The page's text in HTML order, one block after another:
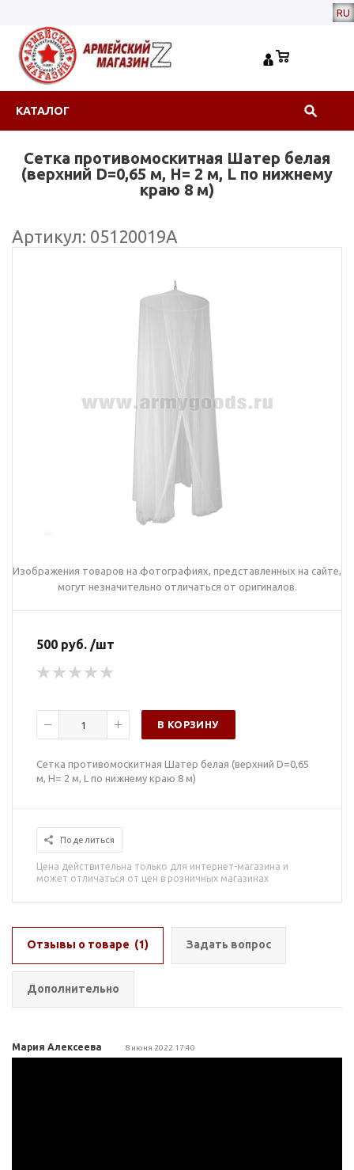
RU
КАТАЛОГ
Сетка противомоскитная Шатер белая
(верхний D=0,65 м, H= 2 м, L по нижнему
краю 8 м)
Артикул: 05120019А
Изображения товаров на фотографиях, представленных на сайте,
могут незначительно отличаться от оригиналов.
500 руб. /шт
В КОРЗИНУ
Сетка противомоскитная Шатер белая (верхний D=0,65
м, H= 2 м, L по нижнему краю 8 м)
Поделиться
Цена действительна только для интернет-магазина и
может отличаться от цен в розничных магазинах
Отзывы о товаре (1) Задать вопрос
Дополнительно
Мария Алексеева 8 июня 2022 17:40